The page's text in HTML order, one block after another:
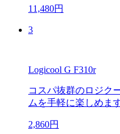
11,480円
3
Logicool G F310r
コスパ抜群のロジク
ムを手軽に楽しめます
2,860円